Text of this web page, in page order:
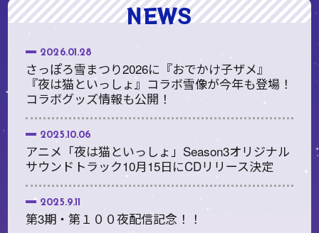
NEWS
2026.01.28
さっぽろ雪まつり2026に『おでかけ子ザメ』
『夜は猫といっしょ』コラボ雪像が今年も登場！
コラボグッズ情報も公開！
2025.10.06
アニメ「夜は猫といっしょ」Season3オリジナル
サウンドトラック10月15日にCDリリース決定
2025.9.11
第3期・第１００夜配信記念！！